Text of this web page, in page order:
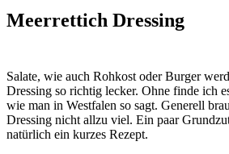
Meerrettich
Salate, wie auch Rohkost oder Burger
Dressing so richtig lecker. Ohne finde ich
wie man in Westfalen so sagt. Generell
Dressing nicht allzu viel. Ein paar
natürlich ein kurzes Rezept.